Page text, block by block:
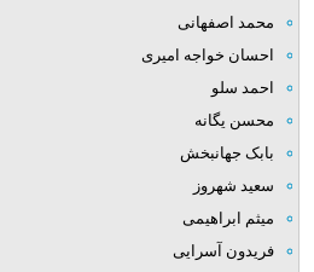
محمد اصفهانی
احسان خواجه امیری
احمد سلو
محسن یگانه
بابک جهانبخش
سعید شهروز
میثم ابراهیمی
فریدون آسرایی